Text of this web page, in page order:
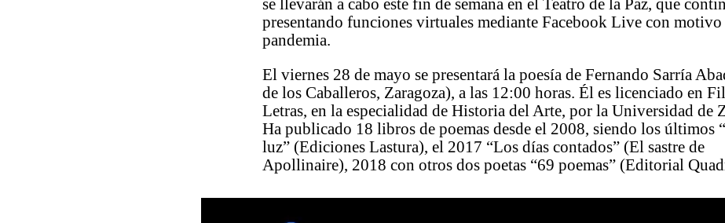
se llevarán a cabo este fin de semana en el Teatro de la Paz, que
presentando funciones virtuales mediante Facebook Live con motivo
pandemia.
El viernes 28 de mayo se presentará la poesía de Fernando Sarría
de los Caballeros, Zaragoza), a las 12:00 horas. Él es licenciado en
Letras, en la especialidad de Historia del Arte, por la Universidad de
Ha publicado 18 libros de poemas desde el 2008, siendo los últimos
luz” (Ediciones Lastura), el 2017 “Los días contados” (El sastre de
Apollinaire), 2018 con otros dos poetas “69 poemas” (Editorial